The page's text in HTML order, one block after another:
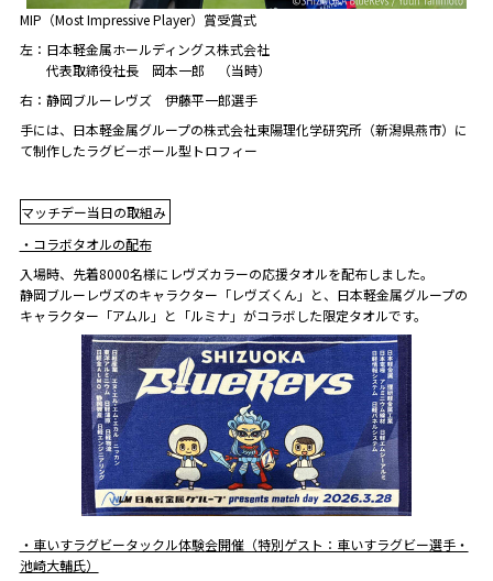
MIP（Most Impressive Player）賞受賞式
左：日本軽金属ホールディングス株式会社
代表取締役社長 岡本一郎 （当時）
右：静岡ブルーレヴズ 伊藤平一郎選手
手には、日本軽金属グループの株式会社東陽理化学研究所（新潟県燕市）に
て制作したラグビーボール型トロフィー
マッチデー当日の取組み
・コラボタオルの配布
入場時、先着8000名様にレヴズカラーの応援タオルを配布しました。
静岡ブルーレヴズのキャラクター「レヴズくん」と、日本軽金属グループの
キャラクター「アムル」と「ルミナ」がコラボした限定タオルです。
・車いすラグビータックル体験会開催（特別ゲスト：車いすラグビー選手・
池崎大輔氏）